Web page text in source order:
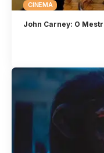
CINEMA
John Carney: O